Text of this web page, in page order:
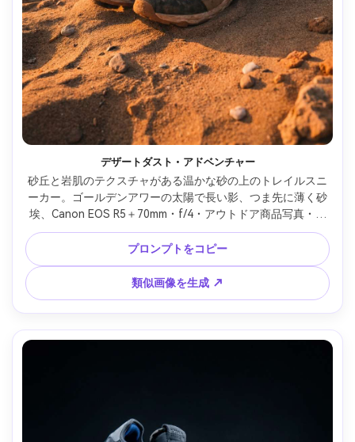
デザートダスト・アドベンチャー
砂丘と岩肌のテクスチャがある温かな砂の上のトレイルスニ
ーカー。ゴールデンアワーの太陽で長い影、つま先に薄く砂
埃、Canon EOS R5＋70mm・f/4・アウトドア商品写真・シ
ネマティックな暖色グレーディング --ar 4:5
プロンプトをコピー
類似画像を生成 ↗